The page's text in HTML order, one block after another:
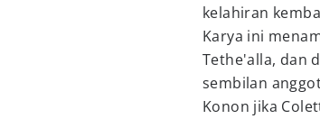
kelahiran
Karya ini
Tethe'alla, dan
sembilan
Konon jika